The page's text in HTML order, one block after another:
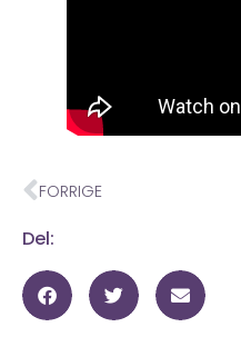
FORRIGE
Del: